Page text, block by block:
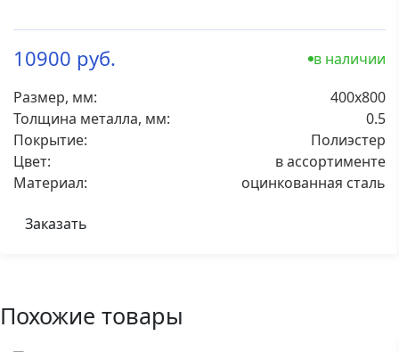
10900 руб.
в наличии
Размер, мм:
400х800
Толщина металла, мм:
0.5
Покрытие:
Полиэстер
Цвет:
в ассортименте
Материал:
оцинкованная сталь
Заказать
Похожие товары